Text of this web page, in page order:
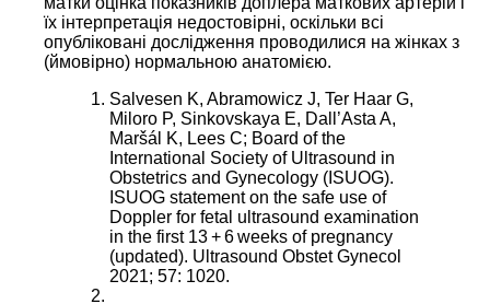
їх інтерпретація недостовірні, оскільки всі
опубліковані дослідження проводилися на жінках з
(ймовірно) нормальною анатомією.
Salvesen K, Abramowicz J, Ter Haar G,
Miloro P, Sinkovskaya E, Dall’Asta A,
Maršál K, Lees C; Board of the
International Society of Ultrasound in
Obstetrics and Gynecology (ISUOG).
ISUOG statement on the safe use of
Doppler for fetal ultrasound examination
in the first 13 + 6 weeks of pregnancy
(updated). Ultrasound Obstet Gynecol
2021; 57: 1020.